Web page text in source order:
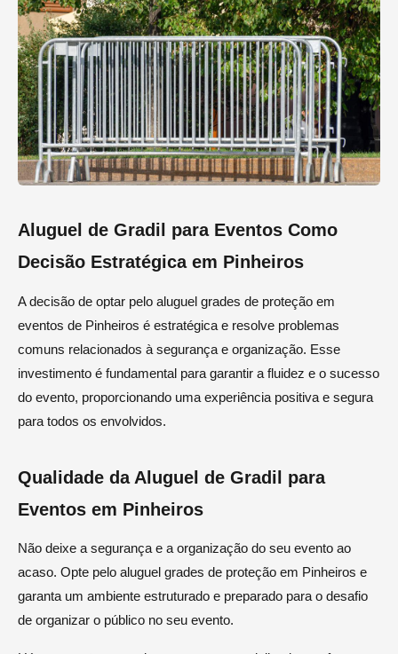
Aluguel de Gradil para Eventos Como
Decisão Estratégica em Pinheiros
A decisão de optar pelo aluguel grades de proteção em
eventos de Pinheiros é estratégica e resolve problemas
comuns relacionados à segurança e organização. Esse
investimento é fundamental para garantir a fluidez e o sucesso
do evento, proporcionando uma experiência positiva e segura
para todos os envolvidos.
Qualidade da Aluguel de Gradil para
Eventos em Pinheiros
Não deixe a segurança e a organização do seu evento ao
acaso. Opte pelo aluguel grades de proteção em Pinheiros e
garanta um ambiente estruturado e preparado para o desafio
de organizar o público no seu evento.